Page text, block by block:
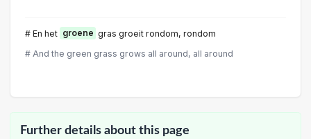
# En het groene gras groeit rondom, rondom
# And the green grass grows all around, all around
Further details about this page